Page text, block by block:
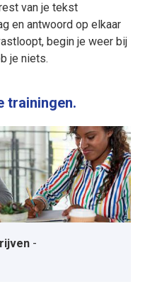
van je tekst
en antwoord op elkaar
begin je weer bij
je niets.
trainingen.
-